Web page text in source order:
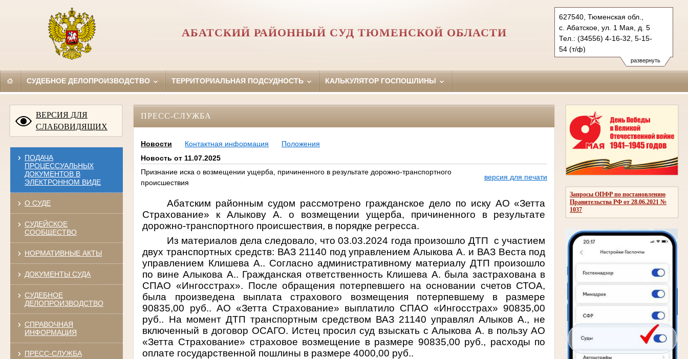
развернуть
627540, Тюменская обл.,
с. Абатское, ул. 1 Мая, д. 5
Тел.: (34556) 4-16-32, 5-15-
54 (т/ф)
abatsky.tum@sudrf.ru
АБАТСКИЙ РАЙОННЫЙ СУД ТЮМЕНСКОЙ ОБЛАСТИ
СУДЕБНОЕ ДЕЛОПРОИЗВОДСТВО ТЕРРИТОРИАЛЬНАЯ ПОДСУДНОСТЬ КАЛЬКУЛЯТОР ГОСПОШЛИНЫ
ВЕРСИЯ ДЛЯ
СЛАБОВИДЯЩИХ
ПОДАЧА
ПРОЦЕССУАЛЬНЫХ
ДОКУМЕНТОВ В
ЭЛЕКТРОННОМ ВИДЕ
О СУДЕ
СУДЕЙСКОЕ
СООБЩЕСТВО
НОРМАТИВНЫЕ АКТЫ
ДОКУМЕНТЫ СУДА
СУДЕБНОЕ
ДЕЛОПРОИЗВОДСТВО
СПРАВОЧНАЯ
ИНФОРМАЦИЯ
ПРЕСС-СЛУЖБА
Запросы ОПФР по постановлению
Правительства РФ от 28.06.2021 №
1037
ПРЕСС-СЛУЖБА
Новости Контактная информация
Положения
Новость от 11.07.2025
Признание иска о возмещении ущерба, причиненного в результате дорожно-транспортного
происшествия
версия для печати
Абатским районным судом рассмотрено гражданское дело по иску АО «Зетта
Страхование» к Алыкову А. о возмещении ущерба, причиненного в результате
дорожно-транспортного происшествия, в порядке регресса.
Из материалов дела следовало, что 03.03.2024 года произошло ДТП с участием
двух транспортных средств: ВАЗ 21140 под управлением Алыкова А. и ВАЗ Веста под
управлением Клишева А.. Согласно административному материалу ДТП произошло
по вине Алыкова А.. Гражданская ответственность Клишева А. была застрахована в
СПАО «Ингосстрах». После обращения потерпевшего на основании счетов СТОА,
была произведена выплата страхового возмещения потерпевшему в размере
90835,00 руб.. АО «Зетта Страхование» выплатило СПАО «Ингосстрах» 90835,00
руб.. На момент ДТП транспортным средством ВАЗ 21140 управлял Алыков А., не
включенный в договор ОСАГО. Истец просил суд взыскать с Алыкова А. в пользу АО
«Зетта Страхование» страховое возмещение в размере 90835,00 руб., расходы по
оплате государственной пошлины в размере 4000,00 руб..